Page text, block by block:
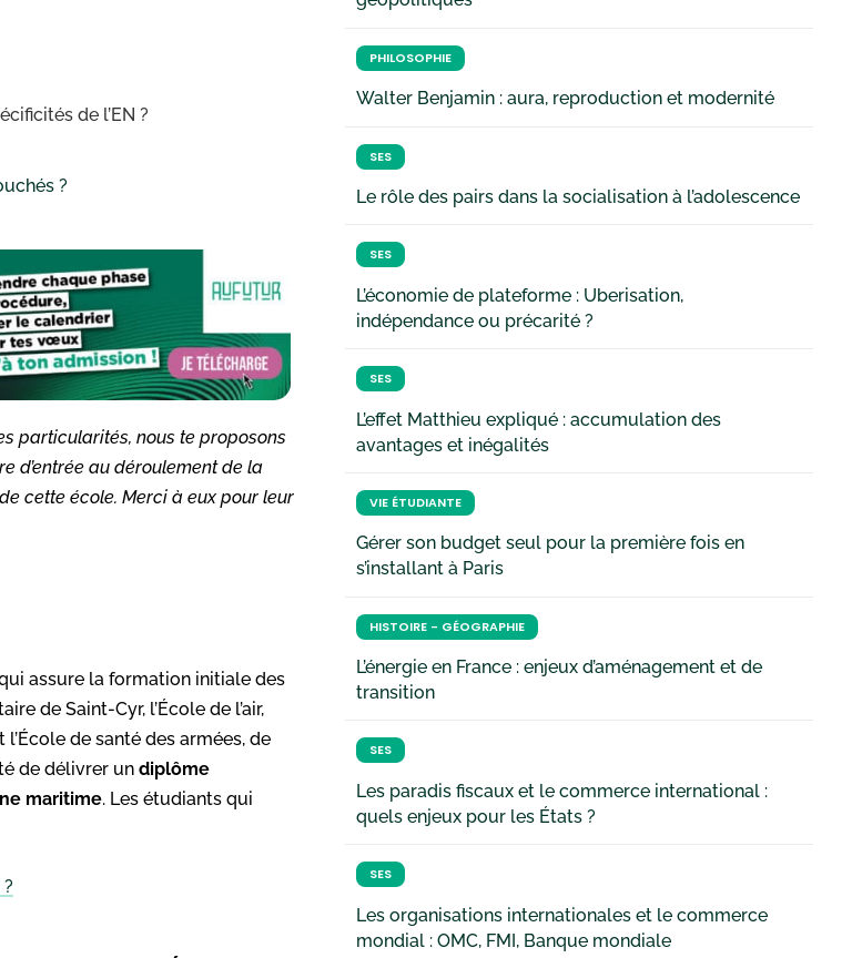
de l’EN ?
?
particularités, nous te proposons
d’entrée au déroulement de la
cette école. Merci à eux pour leur
assure la formation initiale des
de Saint-Cyr, l’École de l’air,
de santé des armées, de
de délivrer un diplôme
maritime. Les étudiants qui
PHILOSOPHIE
Walter Benjamin : aura, reproduction et modernité
SES
Le rôle des pairs dans la socialisation à l’adolescence
SES
L’économie de plateforme : Uberisation,
indépendance ou précarité ?
SES
L’effet Matthieu expliqué : accumulation des
avantages et inégalités
VIE ÉTUDIANTE
Gérer son budget seul pour la première fois en
s’installant à Paris
HISTOIRE - GÉOGRAPHIE
L’énergie en France : enjeux d’aménagement et de
transition
SES
Les paradis fiscaux et le commerce international :
quels enjeux pour les États ?
SES
Les organisations internationales et le commerce
mondial : OMC, FMI, Banque mondiale